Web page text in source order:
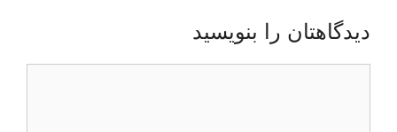
دیدگاهتان را بنویسید